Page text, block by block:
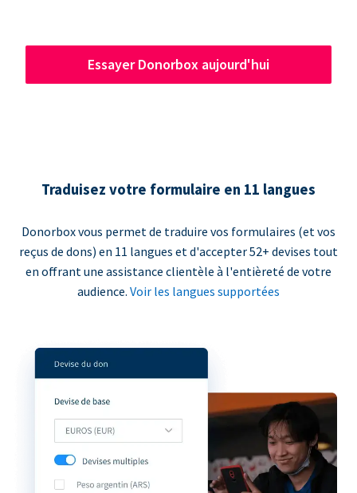
Essayer Donorbox aujourd'hui
Traduisez votre formulaire en 11 langues
Donorbox vous permet de traduire vos formulaires (et vos
reçus de dons) en 11 langues et d'accepter 52+ devises tout
en offrant une assistance clientèle à l'entièreté de votre
audience. Voir les langues supportées